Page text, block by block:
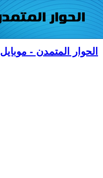
الحوار المتمدن - موبايل